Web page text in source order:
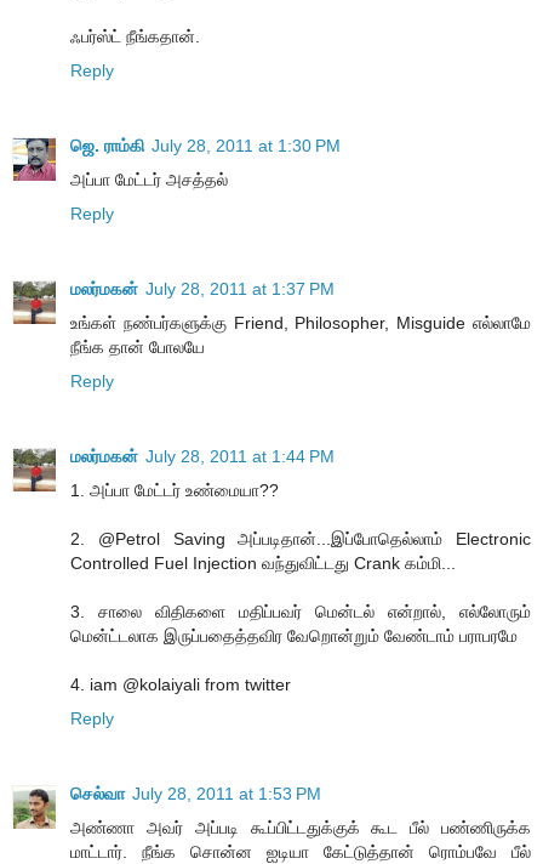
ஃபர்ஸ்ட் நீங்கதான்.
Reply
ஜெ. ராம்கி July 28, 2011 at 1:30 PM
அப்பா மேட்டர் அசத்தல்
Reply
மலர்மகன் July 28, 2011 at 1:37 PM
உங்கள் நண்பர்களுக்கு Friend, Philosopher, Misguide எல்லாமே
நீங்க தான் போலயே
Reply
மலர்மகன் July 28, 2011 at 1:44 PM
1. அப்பா மேட்டர் உண்மையா??
2. @Petrol Saving அப்படிதான்...இப்போதெல்லாம் Electronic
Controlled Fuel Injection வந்துவிட்டது Crank கம்மி...
3. சாலை விதிகளை மதிப்பவர் மென்டல் என்றால், எல்லோரும்
மென்ட்டலாக இருப்பதைத்தவிர வேறொன்றும் வேண்டாம் பராபரமே
4. iam @kolaiyali from twitter
Reply
செல்வா July 28, 2011 at 1:53 PM
அண்ணா அவர் அப்படி கூப்பிட்டதுக்குக் கூட பீல் பண்ணிருக்க
மாட்டார். நீங்க சொன்ன ஐடியா கேட்டுத்தான் ரொம்பவே பீல்